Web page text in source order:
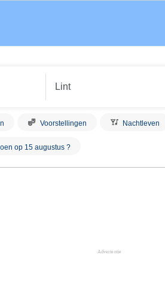
Voorstellingen Nachtleven
op 15 augustus ?